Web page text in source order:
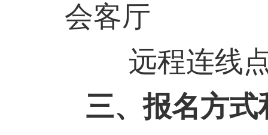
会客厅
远程连线
三、报名方式